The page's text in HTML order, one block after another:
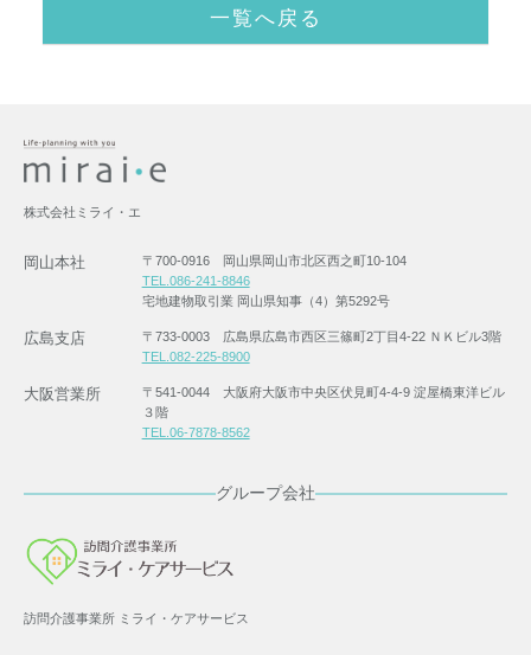
一覧へ戻る
株式会社ミライ・エ
岡山本社
〒700-0916 岡山県岡山市北区西之町10-104
TEL.086-241-8846
宅地建物取引業 岡山県知事（4）第5292号
広島支店
〒733-0003 広島県広島市西区三篠町2丁目4-22 ＮＫビル3階
TEL.082-225-8900
大阪営業所
〒541-0044 大阪府大阪市中央区伏見町4-4-9 淀屋橋東洋ビル
３階
TEL.06-7878-8562
グループ会社
訪問介護事業所 ミライ・ケアサービス